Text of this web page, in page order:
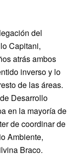
del
Capitani,
atrás ambos
inverso y lo
de las áreas.
Desarrollo
en la mayoría de
de coordinar de
Ambiente,
Braco.